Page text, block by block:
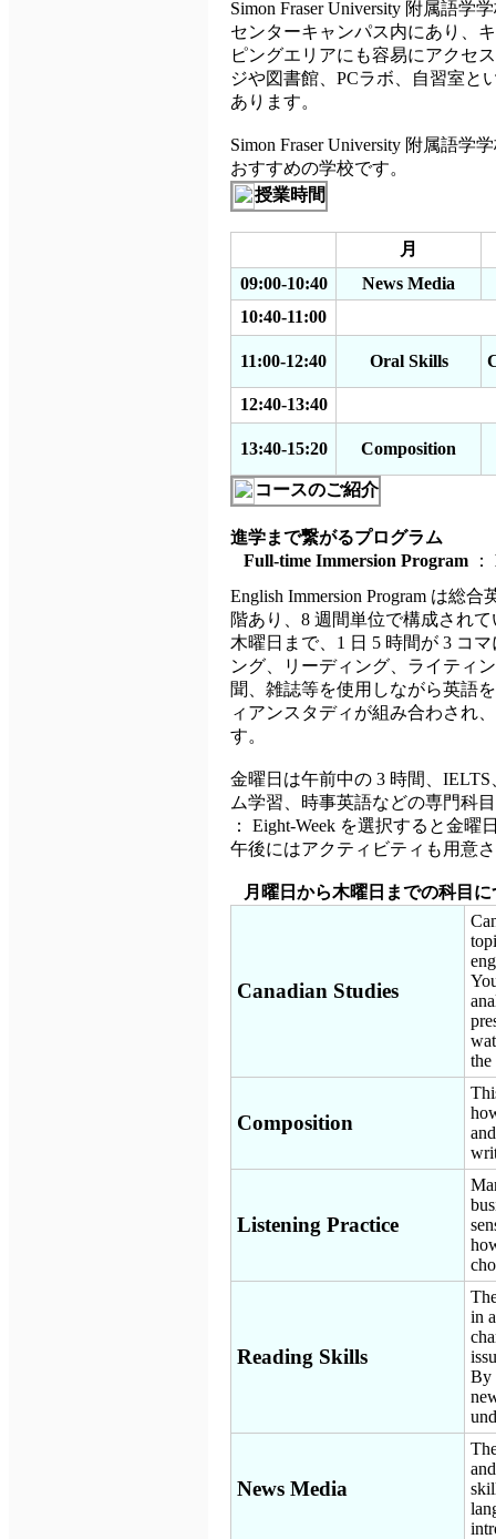
Simon Fraser University 附属語
センターキャンパス内にあり、
ピングエリアにも容易にアクセ
ジや図書館、PCラボ、自習室と
あります。
Simon Fraser University 附属語
おすすめの学校です。
授業時間
月
09:00-10:40
News Media
10:40-11:00
11:00-12:40 Oral Skills
12:40-13:40
13:40-15:20 Composition
コースのご紹介
進学まで繋がるプログラム
Full-time Immersion Program ：
English Immersion Program は総
階あり、8 週間単位で構成され
木曜日まで、1 日 5 時間が 3 コ
ング、リーディング、ライティ
聞、雑誌等を使用しながら英語
ィアンスタディが組み合わされ
す。
金曜日は午前中の 3 時間、
ム学習、時事英語などの専門科
： Eight-Week を選択すると金
午後にはアクティビティも用意
月曜日から木曜日までの科目
Canadian Studies
the
Composition
Listening Practice
Reading Skills
in
By
News Media